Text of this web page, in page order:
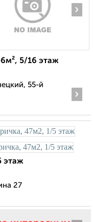
›
5/16 этаж
55-й
›
этаж
27